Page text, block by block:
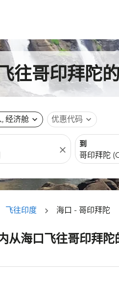
往哥印拜陀
, 经济舱 expand_more 优惠代码 expand_more
close
到
飞往印度 海口 - 哥印拜陀
从海口飞往哥印拜陀
件的机票。请调整您的筛选条件